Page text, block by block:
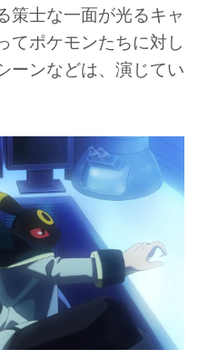
策士な一面が光るキャ
てポケモンたちに対し
ーンなどは、演じてい